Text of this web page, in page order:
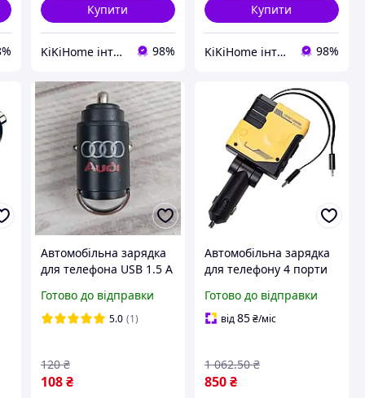
Купити
KiKiHome інтернет-магазин якісних товарів для дому 98%
Купити
KiKiHome інтернет-магазин якісних товарів для дому 98%
Автомобільна зарядка
для телефона USB 1.5 А
логотипом Audi
Готово до відправки
5.0 (1)
108 ₴
120 ₴
Автомобільна зарядка
для телефону 4 порти
висувний кабель
швидка зарядка
Готово до відправки
від85₴/міс
850₴
1 062.50 ₴